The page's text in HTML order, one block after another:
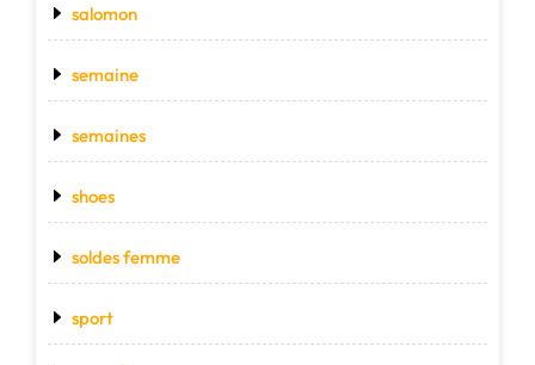
salomon
semaine
semaines
shoes
soldes femme
sport